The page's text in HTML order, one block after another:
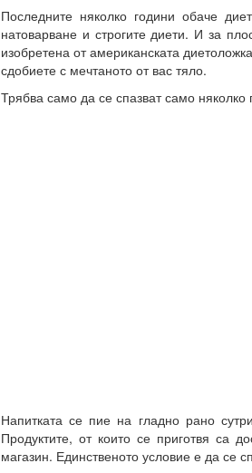
Последните няколко години обаче
натоварване и строгите диети. И за
изобретена от американската д
сдобиете с мечтаното от вас тяло.
Трябва само да се спазват само няколко
Напитката се пие на гладно рано
Продуктите, от които се приготвя са
магазин. Единственото условие е да се